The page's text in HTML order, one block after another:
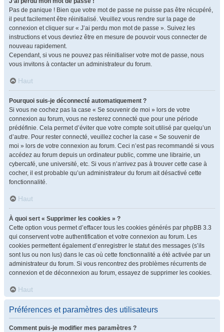
Pas de panique ! Bien que votre mot de passe ne puisse pas être récupéré,
il peut facilement être réinitialisé. Veuillez vous rendre sur la page de
connexion et cliquer sur « J’ai perdu mon mot de passe ». Suivez les
instructions et vous devriez être en mesure de pouvoir vous connecter de
nouveau rapidement.
Cependant, si vous ne pouvez pas réinitialiser votre mot de passe, nous
vous invitons à contacter un administrateur du forum.
Haut
Pourquoi suis-je déconnecté automatiquement ?
Si vous ne cochez pas la case « Se souvenir de moi » lors de votre
connexion au forum, vous ne resterez connecté que pour une période
prédéfinie. Cela permet d’éviter que votre compte soit utilisé par quelqu’un
d’autre. Pour rester connecté, veuillez cocher la case « Se souvenir de
moi » lors de votre connexion au forum. Ceci n’est pas recommandé si vous
accédez au forum depuis un ordinateur public, comme une librairie, un
cybercafé, une université, etc. Si vous n’arrivez pas à trouver cette case à
cocher, il est probable qu’un administrateur du forum ait désactivé cette
fonctionnalité.
Haut
À quoi sert « Supprimer les cookies » ?
Cette option vous permet d’effacer tous les cookies générés par phpBB 3.3
qui conservent votre authentification et votre connexion au forum. Les
cookies permettent également d’enregistrer le statut des messages (s’ils
sont lus ou non lus) dans le cas où cette fonctionnalité a été activée par un
administrateur du forum. Si vous rencontrez des problèmes récurrents de
connexion et de déconnexion au forum, essayez de supprimer les cookies.
Haut
Préférences et paramètres des utilisateurs
Comment puis-je modifier mes paramètres ?